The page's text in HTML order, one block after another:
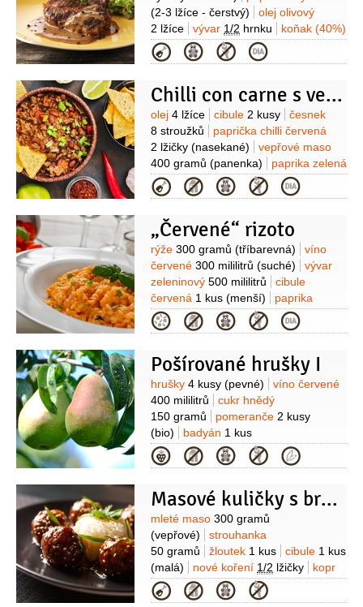
(2-3 lžíce - čerstvý)
olej olivový
2 lžíce
vývar 1/2 hrnku
koňak (40%)
20 mililitrů
smetana
1/2hrnku sůl pepř(mletý černý)
Kategorie
Chilli con carne s vepřovým masem I
Suroviny
olej 4 lžíce cibule 2 kusy
česnek
8 stroužků
paprička chilli červená
2 lžičky (nasekané)
vepřové maso
400 gramů (panenka)
paprika zelená
2 kusy
fazole bílé 1 plechovka
kuřecí400 mililitrů
rajčatový protlak
Kategorie
„Červené“ rizoto
Suroviny
rýže 300 gramů (tříbarevná)
víno
červené 300 mililitrů (suché)
vývar
zeleninový 500 mililitrů
cibule
červená 1 kus (menší)
paprika
červená1 kus (malá)
olej olivový
2 lžíce
máslo30 gramů
sýr
parmezán)
sůl
Kategorie
Pošírované hrušky I
Suroviny
hrušky 4 kusy (pevné)
víno červené
400 mililitrů
cukr hnědý
150 gramů
pomeranče 2 kusy
(bio)
badyán 1 kus
(hvězdička)
skořice(celá
kousek)
hřebíček4 kusy
Kategorie
Masové kuličky s brusinkovou omáčkou
Suroviny
mleté maso 300 gramů
(vepřové)
strouhanka
50 gramů
žloutek 1 kus cibule 1 kus
(malá)
nové koření 1/2 lžičky
kopr
1 hrst
(čerstvý) sůl pepř
brusinky200 gramů (mražené)
cukr
Kategorie